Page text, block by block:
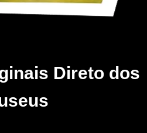
Direto dos